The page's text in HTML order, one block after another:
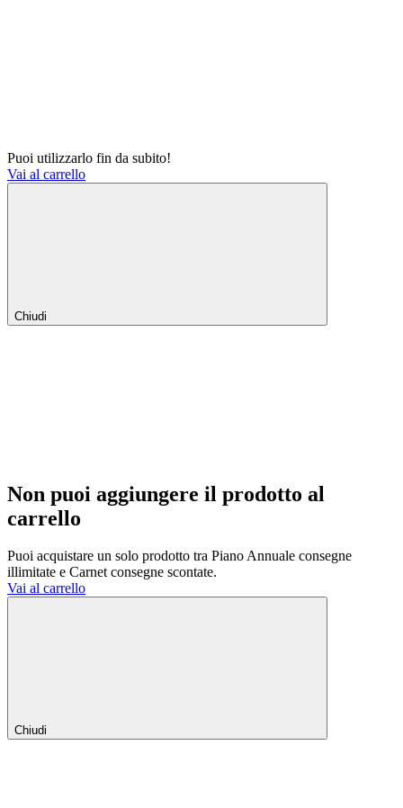
Puoi utilizzarlo fin da subito!
Vai al carrello
Chiudi
Non puoi aggiungere il prodotto al
carrello
Puoi acquistare un solo prodotto tra Piano Annuale consegne
illimitate e Carnet consegne scontate.
Vai al carrello
Chiudi